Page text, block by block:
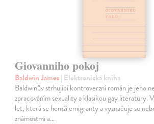
Giovanniho pokoj
Baldwin James| Elektronická kniha
Baldwinův strhující kontroverzní román je jeho
zpracováním sexuality a klasikou gay literatury.
let, která se hemží emigranty a vyznačuje se
známostmi a…